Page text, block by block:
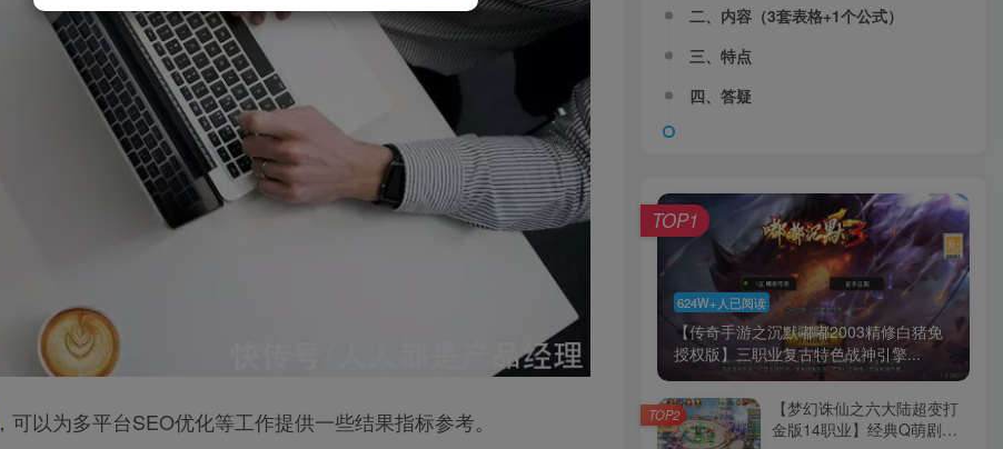
，可以为多平台SEO优化等工作提供一些结果指标参考。
二、内容（3套表格+1个公式）
三、特点
四、答疑
624W+人已阅读
【传奇手游之沉默嘟嘟2003精修白猪免
授权版】三职业复古特色战神引擎...
TOP1
【梦幻诛仙之六大陆超变打
金版14职业】经典Q萌剧情
TOP2